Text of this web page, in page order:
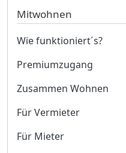
Mitwohnen
Wie funktioniert´s?
Premiumzugang
Zusammen Wohnen
Für Vermieter
Für Mieter